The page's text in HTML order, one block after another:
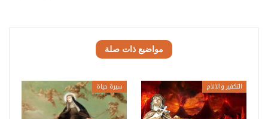
مواضيع ذات صلة
التكفير والآلام سيرة حياة